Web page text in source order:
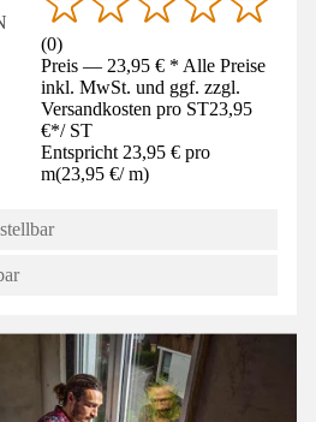
(0)
Preis — 23,95 € * Alle Preise
inkl. MwSt. und ggf. zzgl.
Versandkosten pro ST23,95
€*/ ST
Entspricht 23,95 € pro
m(23,95 €/ m)